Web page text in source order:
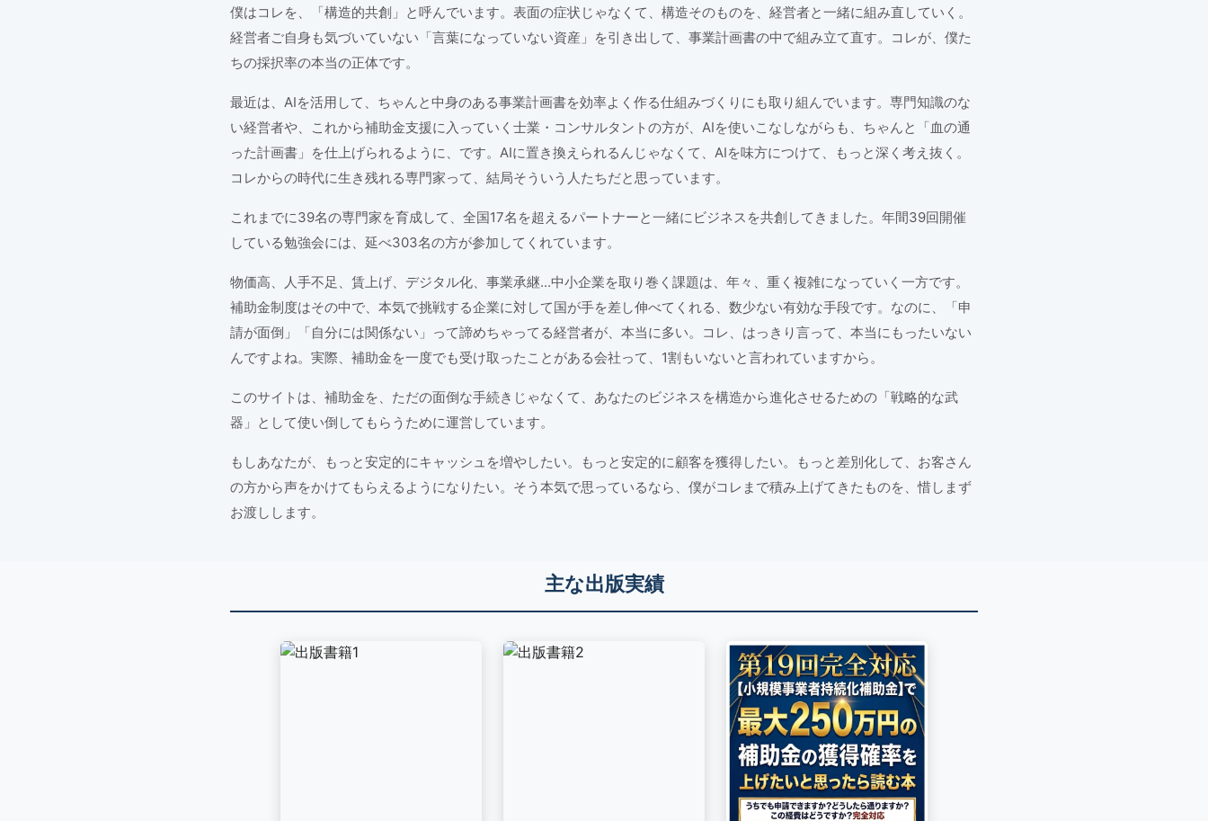
僕はコレを、「構造的共創」と呼んでいます。表面の症状じゃなくて、構造そのものを、経営者と一緒に組み直していく。
経営者ご自身も気づいていない「言葉になっていない資産」を引き出して、事業計画書の中で組み立て直す。コレが、僕た
ちの採択率の本当の正体です。
最近は、AIを活用して、ちゃんと中身のある事業計画書を効率よく作る仕組みづくりにも取り組んでいます。専門知識のな
い経営者や、これから補助金支援に入っていく士業・コンサルタントの方が、AIを使いこなしながらも、ちゃんと「血の通
った計画書」を仕上げられるように、です。AIに置き換えられるんじゃなくて、AIを味方につけて、もっと深く考え抜く。
コレからの時代に生き残れる専門家って、結局そういう人たちだと思っています。
これまでに39名の専門家を育成して、全国17名を超えるパートナーと一緒にビジネスを共創してきました。年間39回開催
している勉強会には、延べ303名の方が参加してくれています。
物価高、人手不足、賃上げ、デジタル化、事業承継...中小企業を取り巻く課題は、年々、重く複雑になっていく一方です。
補助金制度はその中で、本気で挑戦する企業に対して国が手を差し伸べてくれる、数少ない有効な手段です。なのに、「申
請が面倒」「自分には関係ない」って諦めちゃってる経営者が、本当に多い。コレ、はっきり言って、本当にもったいない
んですよね。実際、補助金を一度でも受け取ったことがある会社って、1割もいないと言われていますから。
このサイトは、補助金を、ただの面倒な手続きじゃなくて、あなたのビジネスを構造から進化させるための「戦略的な武
器」として使い倒してもらうために運営しています。
もしあなたが、もっと安定的にキャッシュを増やしたい。もっと安定的に顧客を獲得したい。もっと差別化して、お客さん
の方から声をかけてもらえるようになりたい。そう本気で思っているなら、僕がコレまで積み上げてきたものを、惜しまず
お渡しします。
主な出版実績